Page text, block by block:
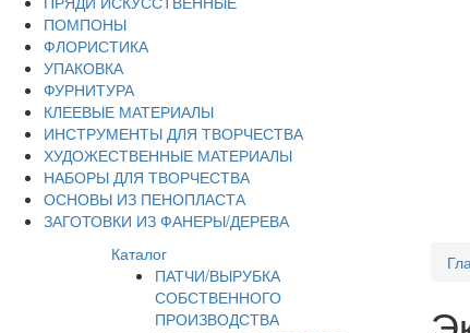
ПОМПОНЫ
ФЛОРИСТИКА
УПАКОВКА
ФУРНИТУРА
КЛЕЕВЫЕ МАТЕРИАЛЫ
ИНСТРУМЕНТЫ ДЛЯ ТВОРЧЕСТВА
ХУДОЖЕСТВЕННЫЕ МАТЕРИАЛЫ
НАБОРЫ ДЛЯ ТВОРЧЕСТВА
ОСНОВЫ ИЗ ПЕНОПЛАСТА
ЗАГОТОВКИ ИЗ ФАНЕРЫ/ДЕРЕВА
Каталог
ПАТЧИ/ВЫРУБКА
СОБСТВЕННОГО
ПРОИЗВОДСТВА